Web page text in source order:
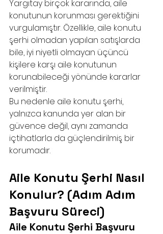
Yargıtay birçok kararında, aile
konutunun korunması gerektiğini
vurgulamıştır. Özellikle, aile konutu
şerhi olmadan yapılan satışlarda
bile, iyi niyetli olmayan üçüncü
kişilere karşı aile konutunun
korunabileceği yönünde kararlar
verilmiştir.
Bu nedenle aile konutu şerhi,
yalnızca kanunda yer alan bir
güvence değil, aynı zamanda
içtihatlarla da güçlendirilmiş bir
korumadır.
Aile Konutu Şerhi Nasıl
Konulur? (Adım Adım
Başvuru Süreci)
Aile Konutu Şerhi Başvuru